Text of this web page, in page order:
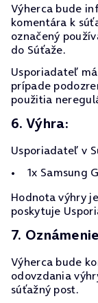
Výherca bude
komentára k
označený
do Súťaže.
Usporiadateľ
prípade
použitia
6. Výhra:
Usporiadateľ v
1x Samsung
Hodnota výhry
poskytuje
7.
Výherca bude
odovzdania
súťažný post.